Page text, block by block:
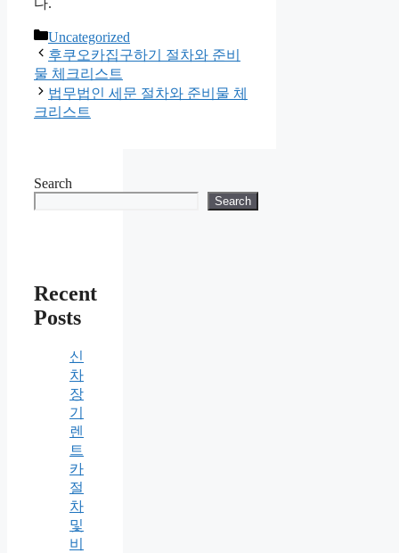
다.
Categories
Uncategorized
후쿠오카집구하기 절차와 준비
물 체크리스트
법무법인 세문 절차와 준비물 체
크리스트
Search
Search
Recent
Posts
신
차
장
기
렌
트
카
절
차
및
비